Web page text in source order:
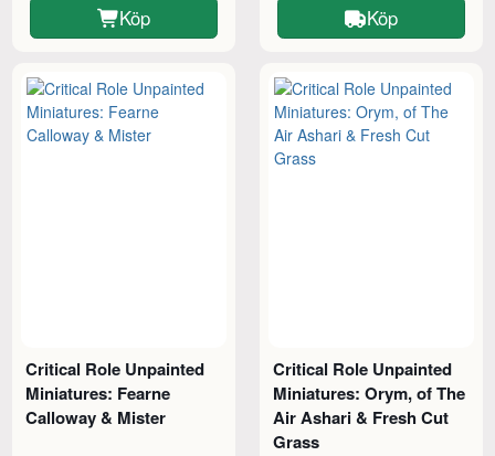
Köp Köp
Critical Role Unpainted
Miniatures: Fearne
Calloway & Mister
Critical Role Unpainted
Miniatures: Orym, of The
Air Ashari & Fresh Cut
Grass